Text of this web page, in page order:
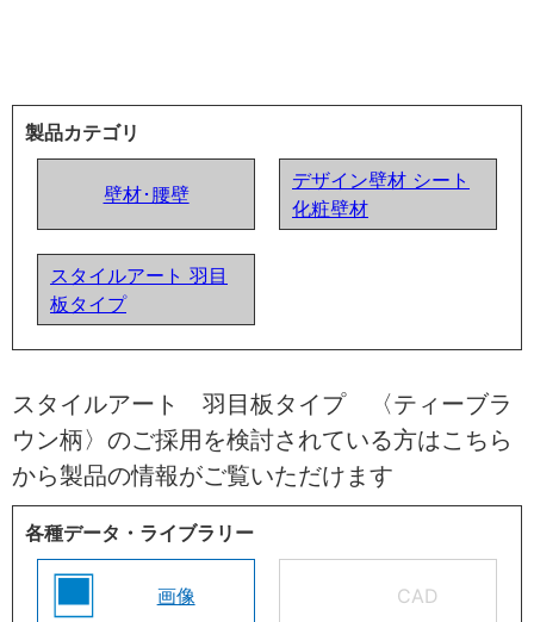
製品カテゴリ
壁材･腰壁
デザイン壁材 シート
化粧壁材
スタイルアート 羽目
板タイプ
スタイルアート 羽目板タイプ 〈ティーブラ
ウン柄〉のご採用を検討されている方はこちら
から製品の情報がご覧いただけます
各種データ・ライブラリー
画像 CAD